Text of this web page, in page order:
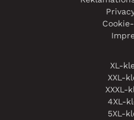
XL-
XXL-
XXXL-
4XL-
5XL-